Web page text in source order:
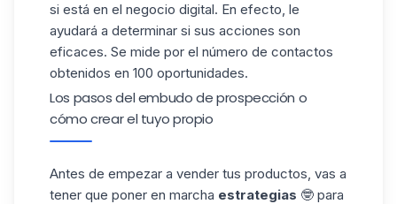
si está en el negocio digital. En efecto, le
ayudará a determinar si sus acciones son
eficaces. Se mide por el número de contactos
obtenidos en 100 oportunidades.
Los pasos del embudo de prospección o
cómo crear el tuyo propio
Antes de empezar a vender tus productos, vas a
tener que poner en marcha estrategias 🤓 para